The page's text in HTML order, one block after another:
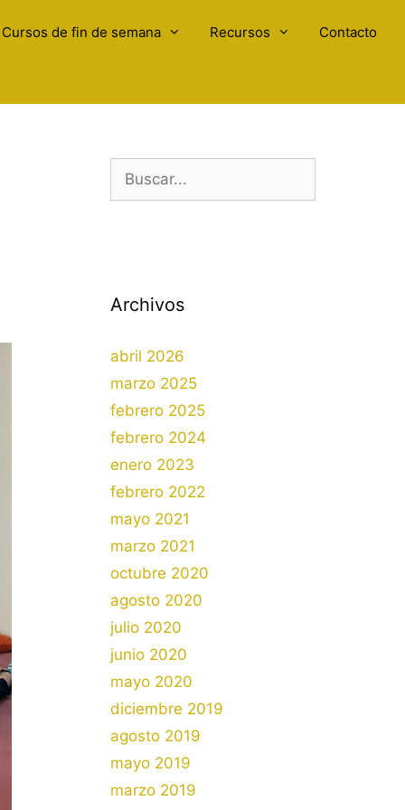
Cursos de fin de semana Recursos Contacto
Buscar:
Archivos
abril 2026
marzo 2025
febrero 2025
febrero 2024
enero 2023
febrero 2022
mayo 2021
marzo 2021
octubre 2020
agosto 2020
julio 2020
junio 2020
mayo 2020
diciembre 2019
agosto 2019
mayo 2019
marzo 2019